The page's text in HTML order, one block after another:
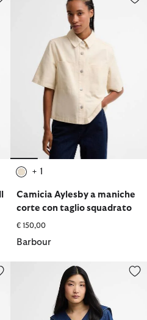
+ 1
Camicia Aylesby a maniche
corte con taglio squadrato
€ 150,00
Barbour
Camicia in denim Dartmoor